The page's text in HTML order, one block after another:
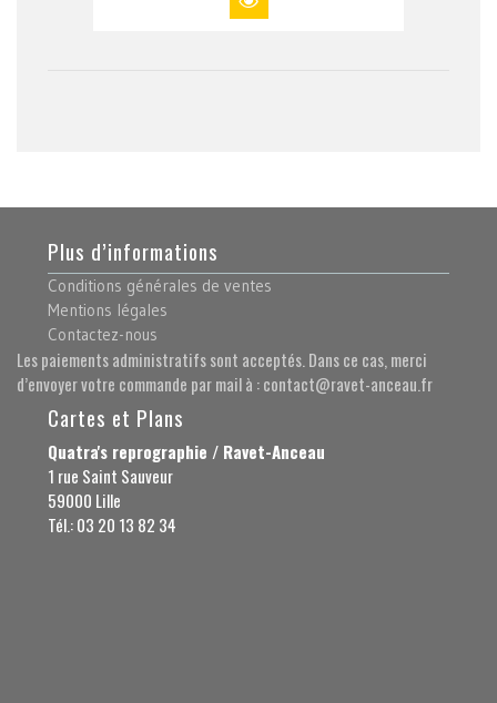
Plus d’informations
Conditions générales de ventes
Mentions légales
Contactez-nous
Les paiements administratifs sont acceptés. Dans ce cas, merci
d’envoyer votre commande par mail à : contact@ravet-anceau.fr
Cartes et Plans
Quatra's reprographie / Ravet-Anceau
1 rue Saint Sauveur
59000 Lille
Tél.: 03 20 13 82 34